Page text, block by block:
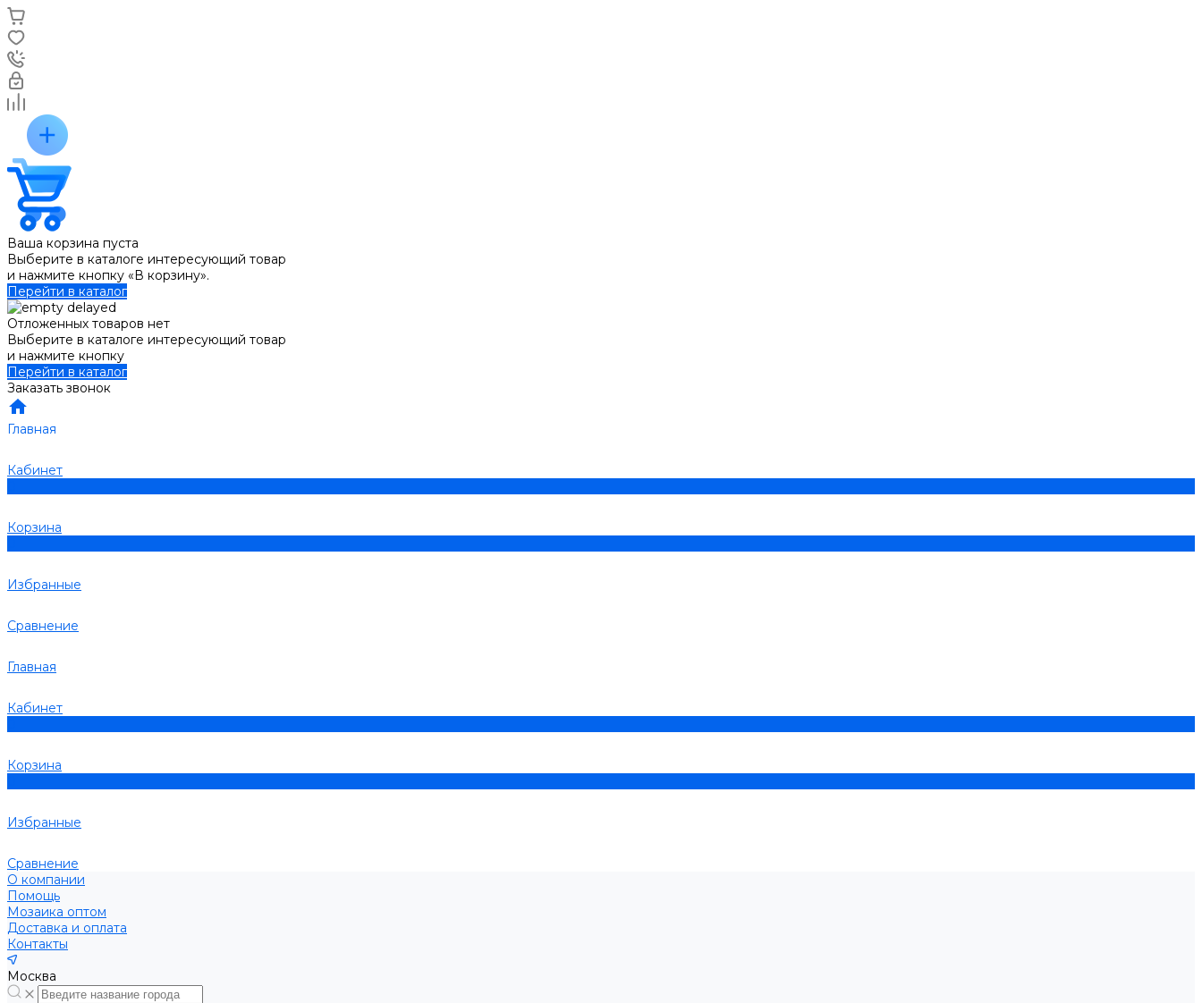
Ваша корзина пуста
Выберите в каталоге интересующий товар
и нажмите кнопку «В корзину».
Перейти в каталог
Отложенных товаров нет
Выберите в каталоге интересующий товар
и нажмите кнопку
Перейти в каталог
Заказать звонок
Главная
Кабинет
Корзина
Избранные
Сравнение
Главная
Кабинет
Корзина
Избранные
Сравнение
О компании
Помощь
Мозаика оптом
Доставка и оплата
Контакты
Москва